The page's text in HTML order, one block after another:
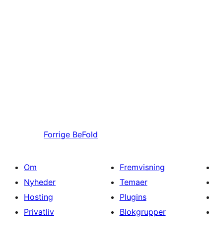
Forrige BeFold
Om
Nyheder
Hosting
Privatliv
Fremvisning
Temaer
Plugins
Blokgrupper